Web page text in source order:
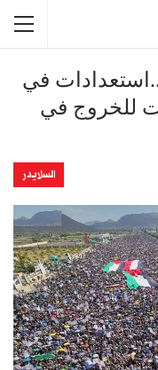
في
للخروج في
السلايدر